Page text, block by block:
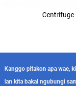
Centrifuge
Kanggo pitakon apa wae,
lan kita bakal ngubungi